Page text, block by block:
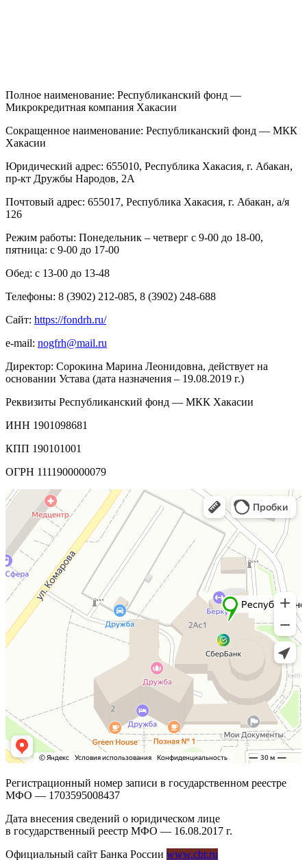
Полное наименование: Республиканский фонд —
Микрокредитная компания Хакасии
Сокращенное наименование: Республиканский фонд — МКК
Хакасии
Юридический адрес: 655010, Республика Хакасия, г. Абакан,
пр-кт Дружбы Народов, 2А
Почтовый адрес: 655017, Республика Хакасия, г. Абакан, а/я
126
Режим работы: Понедельник – четверг с 9-00 до 18-00,
пятница: с 9-00 до 17-00
Обед: с 13-00 до 13-48
Телефоны: 8 (3902) 212-085, 8 (3902) 248-688
Сайт: https://fondrh.ru/
e-mail: nogfrh@mail.ru
Директор: Сорокина Марина Леонидовна, действует на
основании Устава (дата назначения – 19.08.2019 г.)
Реквизиты Республиканский фонд — МКК Хакасии
ИНН 1901098681
КПП 190101001
ОГРН 1111900000079
Регистрационный номер записи в государственном реестре
МФО — 1703595008437
Дата внесения сведений о юридическом лице
в государственный реестр МФО — 16.08.2017 г.
Официальный сайт Банка России www.cbr.ru